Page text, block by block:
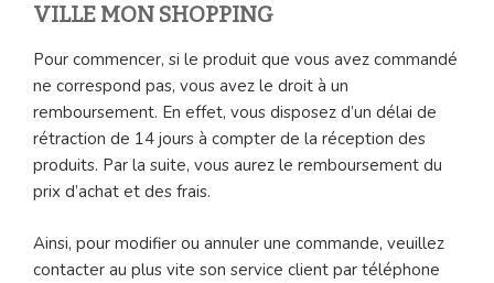
VILLE MON SHOPPING
Pour commencer, si le produit que vous avez commandé
ne correspond pas, vous avez le droit à un
remboursement. En effet, vous disposez d’un délai de
rétraction de 14 jours à compter de la réception des
produits. Par la suite, vous aurez le remboursement du
prix d’achat et des frais.
Ainsi, pour modifier ou annuler une commande, veuillez
contacter au plus vite son service client par téléphone